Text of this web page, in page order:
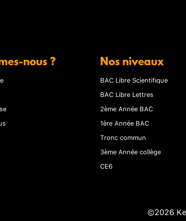
nous ? Nos niveaux
BAC Libre Scientifique
BAC Libre Lettres
2ème Année BAC
1ère Année BAC
Tronc commun
3ème Année collège
CE6
©2026